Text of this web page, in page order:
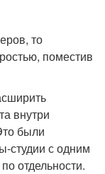
то
поместив
внутри
были
студии с одним
отдельности.